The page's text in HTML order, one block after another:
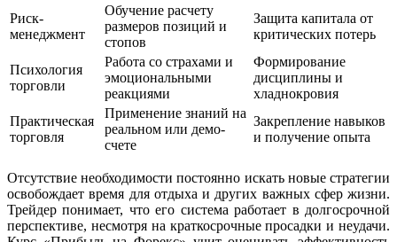
Риск-
менеджмент
Обучение расчету
размеров позиций и
стопов
Защита капитала от
критических потерь
Психология
торговли
Работа со страхами и
эмоциональными
реакциями
Формирование
дисциплины и
хладнокровия
Практическая
торговля
Применение знаний на
реальном или демо-
счете
Закрепление навыков
и получение опыта
Отсутствие необходимости постоянно искать новые стратегии
освобождает время для отдыха и других важных сфер жизни.
Трейдер понимает, что его система работает в долгосрочной
перспективе, несмотря на краткосрочные просадки и неудачи.